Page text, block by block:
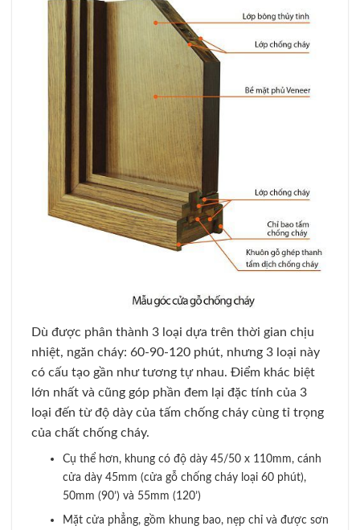
Dù được phân thành 3 loại dựa trên thời gian chịu
nhiệt, ngăn cháy: 60-90-120 phút, nhưng 3 loại này
có cấu tạo gần như tương tự nhau. Điểm khác biệt
lớn nhất và cũng góp phần đem lại đặc tính của 3
loại đến từ độ dày của tấm chống cháy cùng tỉ trọng
của chất chống cháy.
Cụ thể hơn, khung có độ dày 45/50 x 110mm, cánh
cửa dày 45mm (cửa gỗ chống cháy loại 60 phút),
50mm (90’) và 55mm (120’)
Mặt cửa phẳng, gồm khung bao, nẹp chỉ và được sơn